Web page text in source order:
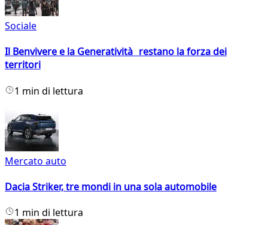
Sociale
Il Benvivere e la Generatività restano la forza dei
territori
1 min di lettura
Mercato auto
Dacia Striker, tre mondi in una sola automobile
1 min di lettura